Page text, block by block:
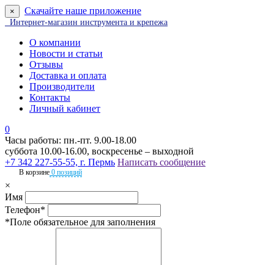
× Скачайте наше приложение
Интернет-магазин инструмента и крепежа
О компании
Новости и статьи
Отзывы
Доставка и оплата
Производители
Контакты
Личный кабинет
0
Часы работы: пн.-пт. 9.00-18.00
суббота 10.00-16.00, воскресенье – выходной
+7 342 227-55-55, г. Пермь Написать сообщение
В корзине 0 позиций
×
Имя
Телефон*
*Поле обязательное для заполнения